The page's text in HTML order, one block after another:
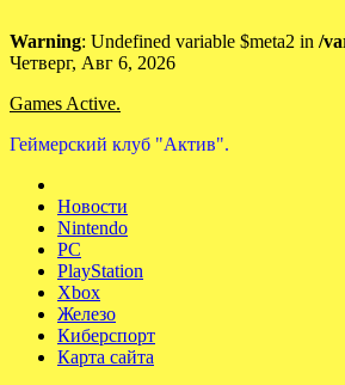
Warning: Undefined variable $meta2 in /
Skip
content
Четверг, Авг 6, 2026
Games Active.
Геймерский клуб "Актив".
Новости
Nintendo
PC
PlayStation
Xbox
Железо
Киберспорт
Карта сайта